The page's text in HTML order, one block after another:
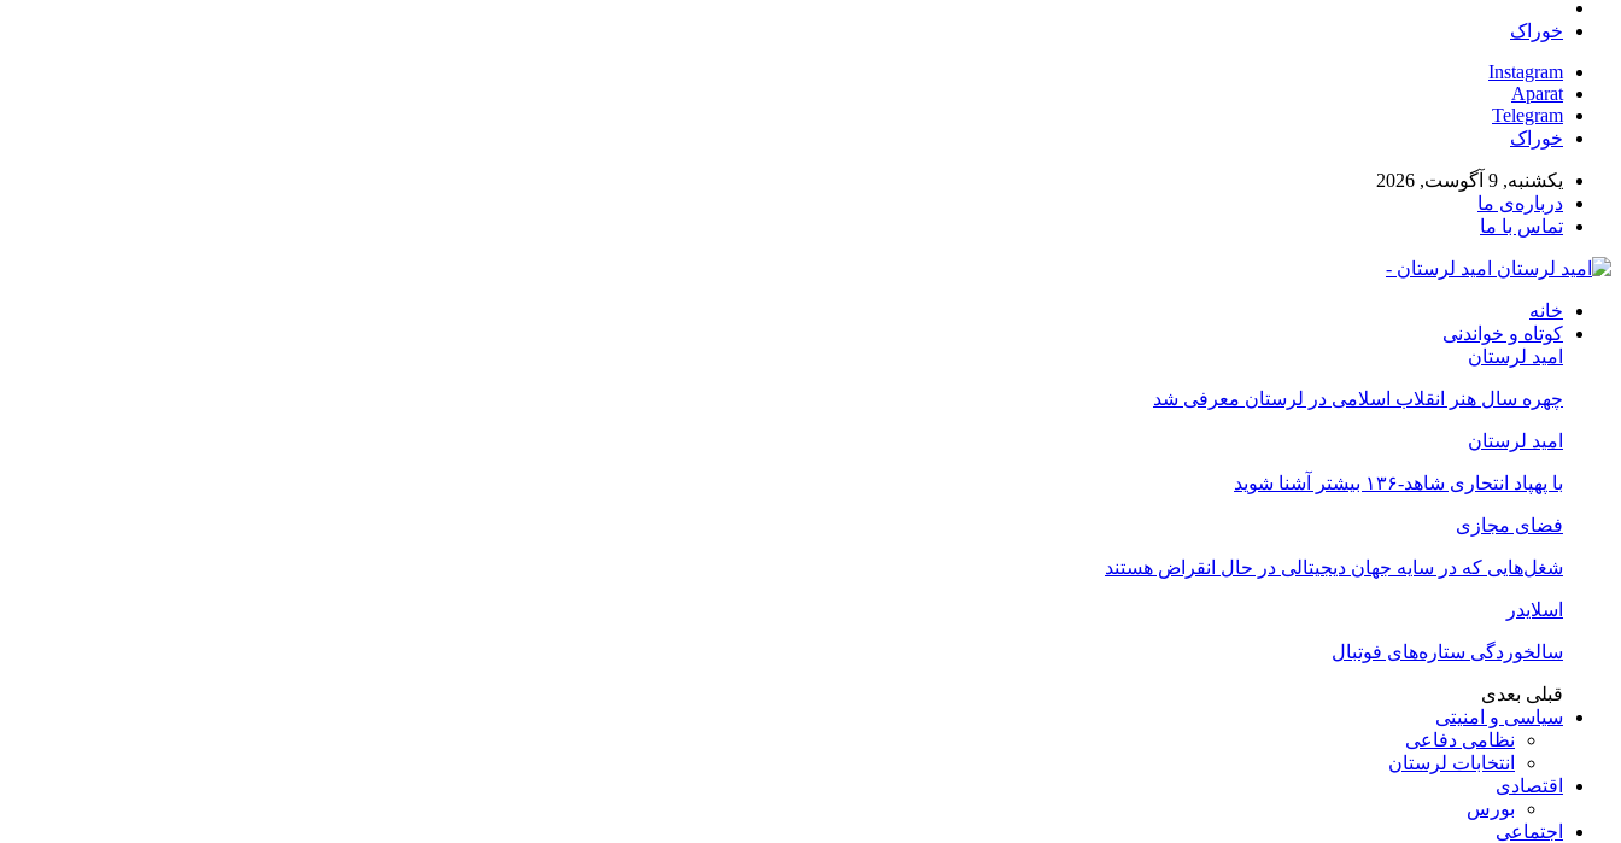
خوراک
Instagram
Aparat
Telegram
خوراک
یکشنبه, 9 آگوست, 2026
درباره‌ی ما
تماس با ما
امید لرستان -
خانه
کوتاه و خواندنی
امید لرستان
چهره سال هنر انقلاب اسلامی در لرستان معرفی شد
امید لرستان
با پهپاد انتحاری شاهد-۱۳۶ بیشتر آشنا شوید
فضای مجازی
شغل‌‌هایی که در سایه جهان دیجیتالی در حال انقراض هستند
اسلایدر
سالخوردگی ستاره‌های فوتبال
قبلی بعدی
سیاسی و امنیتی
نظامی دفاعی
انتخابات لرستان
اقتصادی
بورس
اجتماعی